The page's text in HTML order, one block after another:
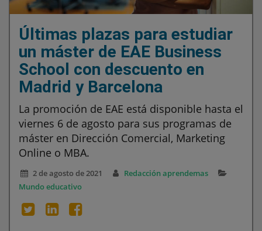
Últimas plazas para estudiar
un máster de EAE Business
School con descuento en
Madrid y Barcelona
La promoción de EAE está disponible hasta el
viernes 6 de agosto para sus programas de
máster en Dirección Comercial, Marketing
Online o MBA.
2 de agosto de 2021
Redacción aprendemas
Mundo educativo